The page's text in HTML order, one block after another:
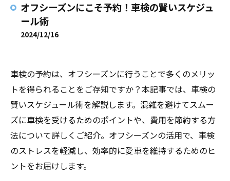
オフシーズンにこそ予約！車検の賢いスケジュ
ール術
2024/12/16
車検の予約は、オフシーズンに行うことで多くのメリッ
トを得られることをご存知ですか？本記事では、車検の
賢いスケジュール術を解説します。混雑を避けてスムー
ズに車検を受けるためのポイントや、費用を節約する方
法について詳しくご紹介。オフシーズンの活用で、車検
のストレスを軽減し、効率的に愛車を維持するためのヒ
ントをお届けします。